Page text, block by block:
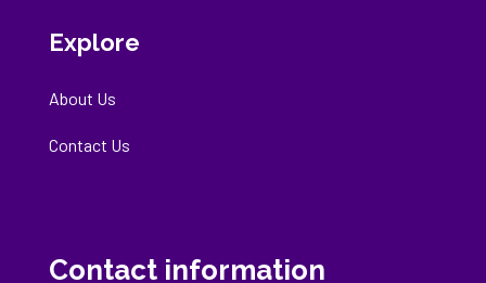
Explore
About Us
Contact Us
Contact information